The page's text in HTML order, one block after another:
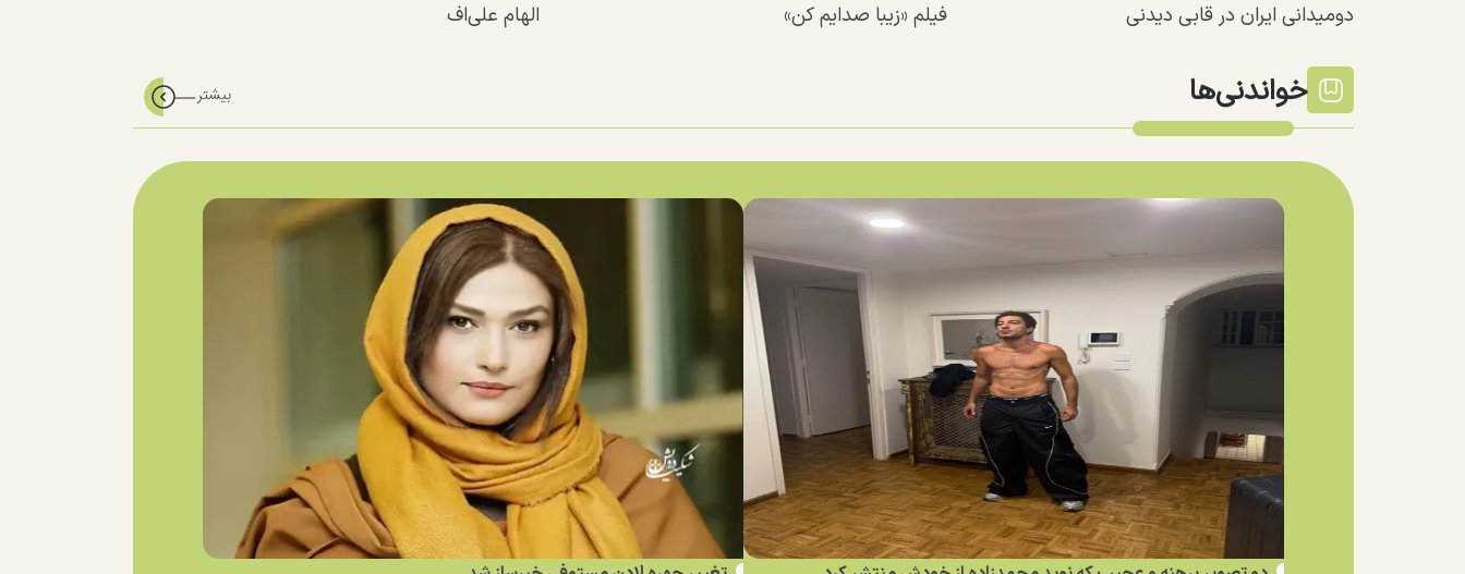
دومیدانی ایران در قابی دیدنی
فیلم «زیبا صدایم کن»
الهام علی‌اف
خواندنی‌ها